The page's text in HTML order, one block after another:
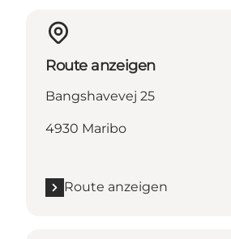
Route anzeigen
Bangshavevej 25
4930 Maribo
Route anzeigen